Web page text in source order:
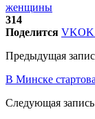
женщины
314
Поделится VK
Предыдущая
В Минске
Следующая запись